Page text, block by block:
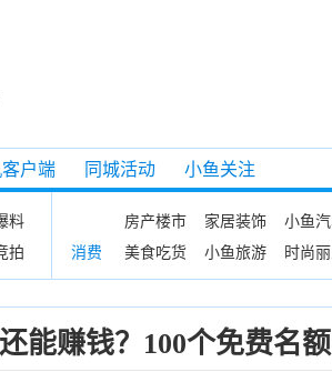
户端 同城活动 小鱼关注
料
拍 消费
房产楼市 家居装饰 小鱼
美食吃货
小鱼旅游 时尚
能赚钱？100个免费名额